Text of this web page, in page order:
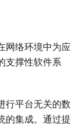
网络环境中为应
支撑性软件系
行平台无关的数
的集成。通过提